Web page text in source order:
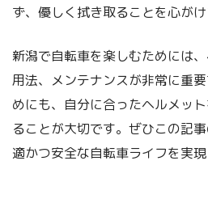
ず、優しく拭き取ることを心がけ
新潟で自転車を楽しむためには
用法、メンテナンスが非常に重
めにも、自分に合ったヘルメッ
ることが大切です。ぜひこの記
適かつ安全な自転車ライフを実現